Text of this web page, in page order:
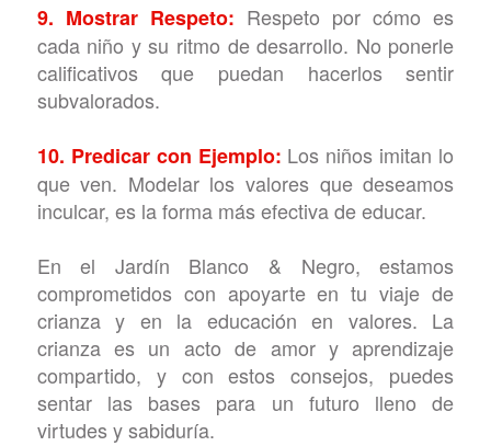
9. Mostrar Respeto: Respeto por cómo es
cada niño y su ritmo de desarrollo. No ponerle
calificativos que puedan hacerlos sentir
subvalorados.
10. Predicar con Ejemplo: Los niños imitan lo
que ven. Modelar los valores que deseamos
inculcar, es la forma más efectiva de educar.
En el Jardín Blanco & Negro, estamos
comprometidos con apoyarte en tu viaje de
crianza y en la educación en valores. La
crianza es un acto de amor y aprendizaje
compartido, y con estos consejos, puedes
sentar las bases para un futuro lleno de
virtudes y sabiduría.